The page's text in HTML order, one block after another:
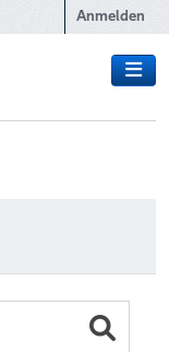
Anmelden